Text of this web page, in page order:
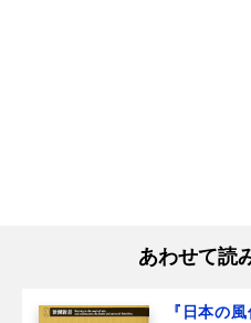
あわせて読
『日本の風